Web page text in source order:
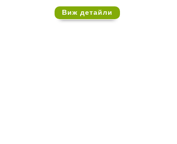
Виж детайли